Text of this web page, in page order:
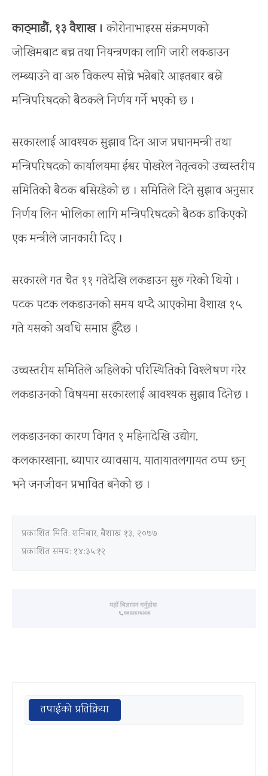
काठ्माडौं, १३ वैशाख । कोरोनाभाइरस संक्रमणको
जोखिमबाट बच्न तथा नियन्त्रणका लागि जारी लकडाउन
लम्ब्याउने वा अरु विकल्प सोच्ने भन्नेबारे आइतबार बस्ने
मन्त्रिपरिषदको बैठकले निर्णय गर्ने भएको छ ।
सरकारलाई आवश्यक सुझाव दिन आज प्रधानमन्त्री तथा
मन्त्रिपरिषदको कार्यालयमा ईश्वर पोखरेल नेतृत्वको उच्चस्तरीय
समितिको बैठक बसिरहेको छ । समितिले दिने सुझाव अनुसार
निर्णय लिन भोलिका लागि मन्त्रिपरिषदको बैठक डाकिएको
एक मन्त्रीले जानकारी दिए ।
सरकारले गत चैत ११ गतेदेखि लकडाउन सुरु गरेको थियो ।
पटक पटक लकडाउनको समय थप्दै आएकोमा वैशाख १५
गते यसको अवधि समाप्त हुँदैछ ।
उच्चस्तरीय समितिले अहिलेको परिस्थितिको विश्लेषण गरेर
लकडाउनको विषयमा सरकारलाई आवश्यक सुझाव दिनेछ ।
लकडाउनका कारण विगत १ महिनादेखि उद्योग,
कलकारखाना, ब्यापार व्यावसाय, यातायातलगायत ठप्प छन्
भने जनजीवन प्रभावित बनेको छ ।
प्रकाशित मिति:शनिबार, बैशाख १३, २०७७
प्रकाशित समय: १४:३५:१२
तपाईको प्रतिक्रिया